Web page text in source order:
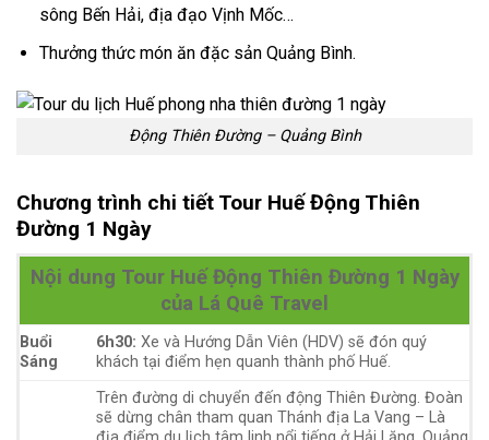
sông Bến Hải, địa đạo Vịnh Mốc…
Thưởng thức món ăn đặc sản Quảng Bình.
Động Thiên Đường – Quảng Bình
Chương trình chi tiết Tour Huế Động Thiên
Đường 1 Ngày
Nội dung Tour Huế Động Thiên Đường 1 Ngày
của Lá Quê Travel
Buổi
Sáng
6h30: Xe và Hướng Dẫn Viên (HDV) sẽ đón quý
khách tại điểm hẹn quanh thành phố Huế.
Trên đường di chuyển đến động Thiên Đường. Đoàn
sẽ dừng chân tham quan Thánh địa La Vang – Là